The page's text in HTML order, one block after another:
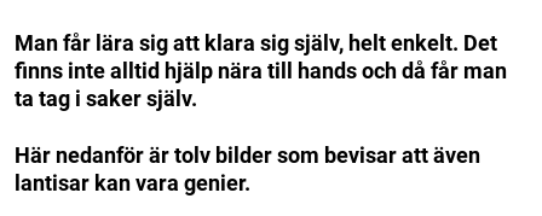
Man får lära sig att klara sig själv, helt enkelt. Det
finns inte alltid hjälp nära till hands och då får man
ta tag i saker själv.
Här nedanför är tolv bilder som bevisar att även
lantisar kan vara genier.